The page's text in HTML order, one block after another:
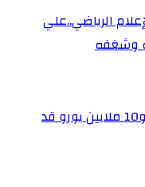
الرياضي..علي
وشغفه
برشلونة يعيد فتح ملف أوناحي.. و10 ملايين يورو قد